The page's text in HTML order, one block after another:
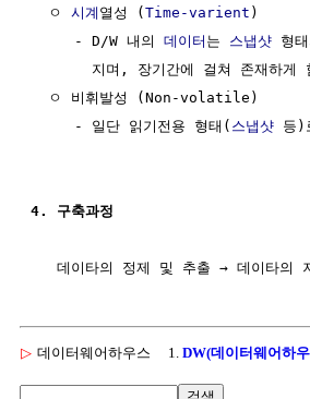
  ㅇ
시계 열성 (Time-varient )
     - D/W 내의
데이터 는 스냅샷 형
지며, 장기간에 걸쳐 존재하게
  ㅇ 비휘발성 (Non-volatile)
     - 일단 읽기전용 형태(
스냅샷 등)
4. 구축과정
데이타의 정제 및 추출 → 데이타의
▷ 데이터웨어하우스 1. DW(데이터웨어하
검색